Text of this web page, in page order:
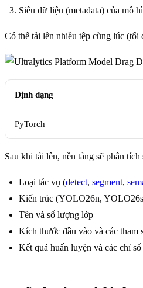
Siêu dữ liệu (metadata) của mô
Có thể tải lên nhiều tệp cùng lúc (tối
Định dạng
PyTorch
Sau khi tải lên, nền tảng sẽ phân
Loại tác vụ (detect, segment,
Kiến trúc (YOLO26n,
Tên và số lượng lớp
Kích thước đầu vào và các tham
Kết quả huấn luyện và các chỉ